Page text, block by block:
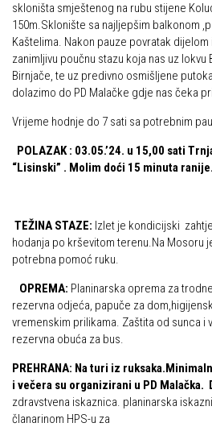
Novosti Markacijske komisije
Plan aktivnosti za 2025. godinu
Putevi koje održava HPD Željezničar
Povijest Markacijske komisije
skloništa smještenog na rubu stijene
150m.Sklonište sa najljepšim balkonom
Kaštelima. Nakon pauze povratak
zanimljivu poučnu stazu koja nas uz lokvu
Birnjače, te uz predivno osmišljene
dolazimo do PD Malačke gdje nas čeka
Vrijeme hodnje do 7 sati sa potrebnim
POLAZAK : 03.05.’24. u 15,00 sati
“Lisinski” . Molim doći 15 minuta ranije.
TEŽINA STAZE: Izlet je kondicijski
hodanja po krševitom terenu.Na Mosoru
potrebna pomoć ruku.
OPREMA: Planinarska oprema za
rezervna odjeća, papuče za
vremenskim prilikama. Zaštita od sunca i
rezervna obuća
PREHRANA: Na turi iz
i večera su organizirani u PD Malačka.
zdravstvena iskaznica. planinarska
članarinom HPS-u za